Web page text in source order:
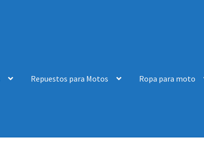
Repuestos para Motos Ropa para moto